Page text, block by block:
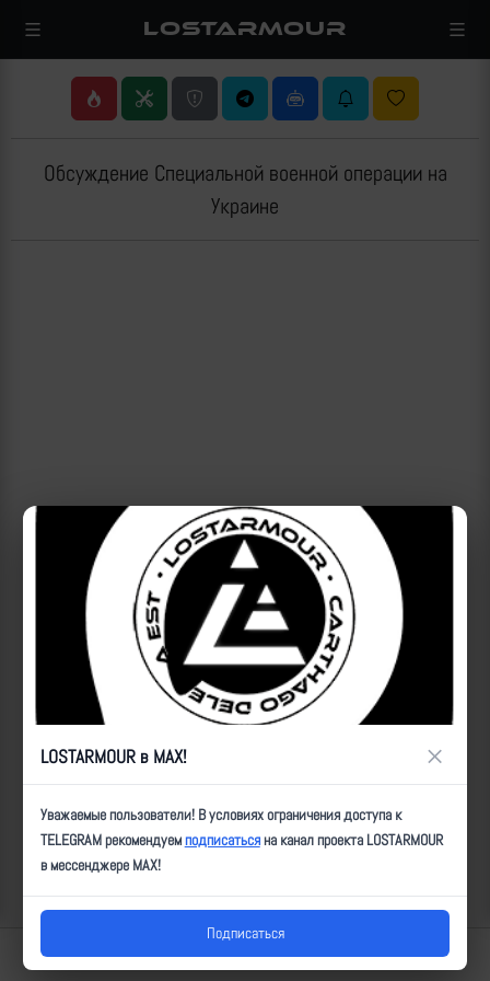
LOSTARMOUR
Обсуждение Специальной военной операции на
Украине
Lostarmour | Carthago Delenda Est | 2014-2026
LOSTARMOUR в MAX! ×
Уважаемые пользователи! В условиях ограничения доступа к
TELEGRAM рекомендуемподписатьсяна канал проекта LOSTARMOUR
в мессенджере MAX!
Подписаться